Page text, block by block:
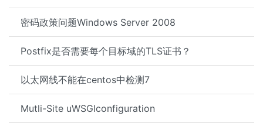
密码政策问题Windows Server 2008
Postfix是否需要每个目标域的TLS证书？
以太网线不能在centos中检测7
Mutli-Site uWSGIconfiguration